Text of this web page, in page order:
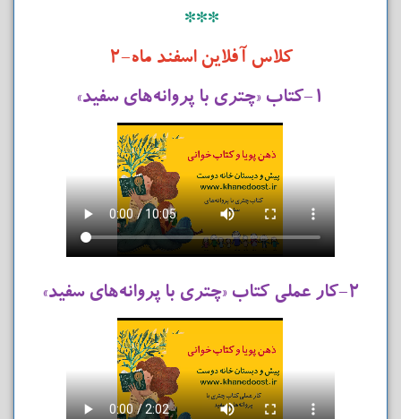
***
کلاس آفلاین اسفند ماه-۲
۱-کتاب «چتری با پروانه‌های سفید»
۲-کار عملی کتاب «چتری با پروانه‌های سفید»